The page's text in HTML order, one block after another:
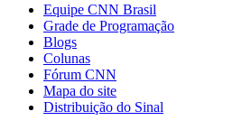
Equipe CNN Brasil
Grade de Programação
Blogs
Colunas
Fórum CNN
Mapa do site
Distribuição do Sinal